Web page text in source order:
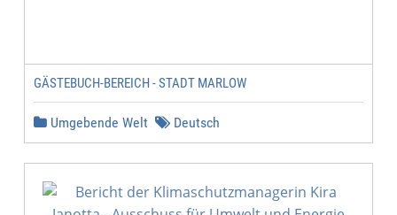
GÄSTEBUCH-BEREICH - STADT MARLOW
Umgebende Welt Deutsch